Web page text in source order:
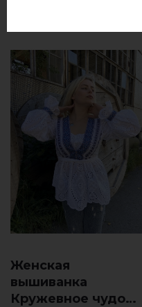
Женская
вышиванка
Кружевное чудо